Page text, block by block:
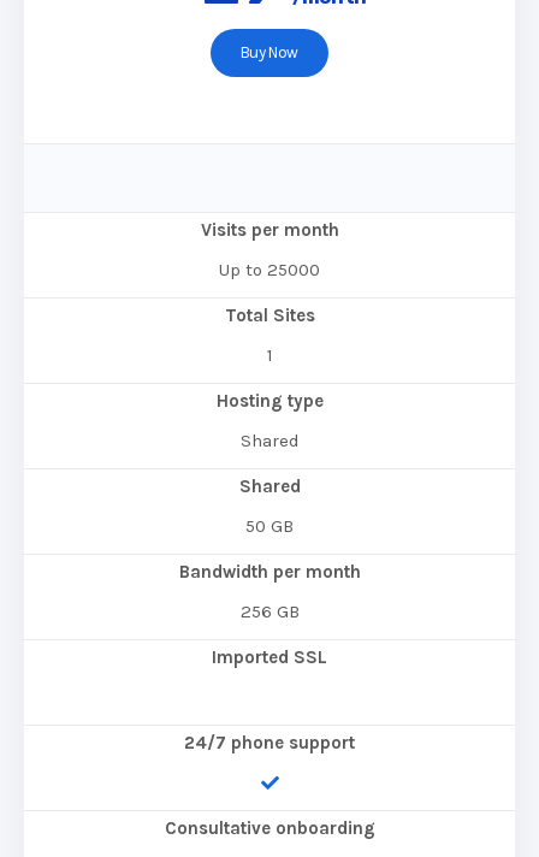
Buy Now
Visits per month
Up to 25000
Total Sites
1
Hosting type
Shared
Shared
50 GB
Bandwidth per month
256 GB
Imported SSL
24/7 phone support
Consultative onboarding